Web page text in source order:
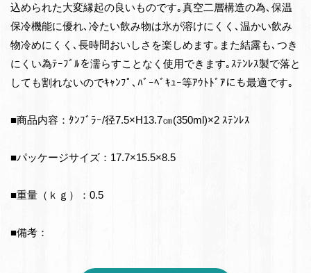
込められた大変縁起の良いものです｡真空二層構造の為､保温
保冷機能に優れ､冷たい飲み物は氷が溶けにくく､温かい飲み
物冷めにくく､長時間おいしさを楽しめます｡また結露も､つき
にくい為ﾃｰﾌﾞﾙを濡らすことなく使用できます｡ｽﾃﾝﾚｽ製で落と
しても割れないのでｷｬﾝﾌﾟ､ﾊﾞｰﾍﾞｷｭｰ等ｱｳﾄﾄﾞｱにも最適です｡
■商品内容：ﾀﾝﾌﾞﾗｰ/径7.5×H13.7㎝(350ml)×2 ｽﾃﾝﾚｽ
■パッケージサイズ：17.7×15.5×8.5
■重量（ｋｇ）：0.5
■備考：